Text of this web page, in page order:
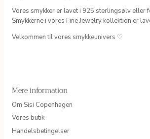
Vores smykker er lavet i 925 sterlingsølv eller
Smykkerne i vores Fine Jewelry kollektion er
Velkommen til vores smykkeunivers ♡
Mere information
Om Sisi Copenhagen
Vores butik
Handelsbetingelser